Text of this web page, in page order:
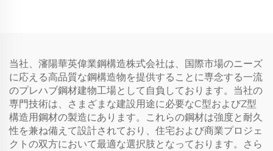
当社、瀋陽華英偉業鋼構造株式会社は、国際市場のニーズ
に応える高品質な鋼構造物を提供することに専念する一流
のプレハブ鋼材建物工場として自負しております。当社の
専門技術は、さまざまな建設用途に必要なC型およびZ型
構造用鋼材の製造にあります。これらの鋼材は強度と耐久
性を兼ね備えて設計されており、住宅および商業プロジェ
クトの双方において最適な選択肢となっております。さら